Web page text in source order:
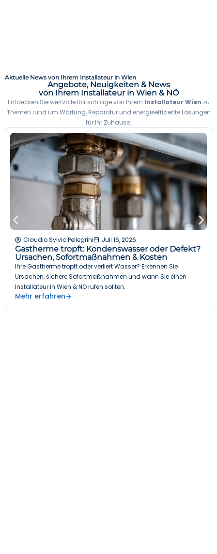
Aktuelle News von Ihrem Installateur in Wien
Angebote, Neuigkeiten & News
von Ihrem Installateur in Wien & NÖ
Entdecken Sie wertvolle Ratschläge von Ihrem Installateur Wien zu
Themen rund um Wartung, Reparatur und energieeffiziente Lösungen
für Ihr Zuhause.
Claudio Sylvio Pellegrini Juli 16, 2026
Gastherme tropft: Kondenswasser oder Defekt?
Ursachen, Sofortmaßnahmen & Kosten
Ihre Gastherme tropft oder verliert Wasser? Erkennen Sie
Ursachen, sichere Sofortmaßnahmen und wann Sie einen
Installateur in Wien & NÖ rufen sollten.
Mehr erfahren